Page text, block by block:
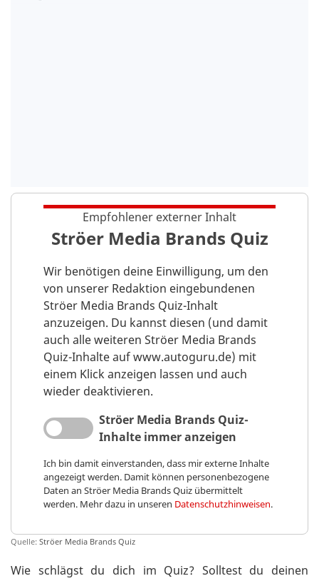
Empfohlener externer Inhalt
Ströer Media Brands Quiz
Wir benötigen deine Einwilligung, um den
von unserer Redaktion eingebundenen
Ströer Media Brands Quiz-Inhalt
anzuzeigen. Du kannst diesen (und damit
auch alle weiteren Ströer Media Brands
Quiz-Inhalte auf www.autoguru.de) mit
einem Klick anzeigen lassen und auch
wieder deaktivieren.
Ströer Media Brands Quiz-
Inhalte immer anzeigen
Ich bin damit einverstanden, dass mir externe Inhalte
angezeigt werden. Damit können personenbezogene
Daten an Ströer Media Brands Quiz übermittelt
werden. Mehr dazu in unseren Datenschutzhinweisen.
Quelle: Ströer Media Brands Quiz
Wie schlägst du dich im Quiz? Solltest du deinen